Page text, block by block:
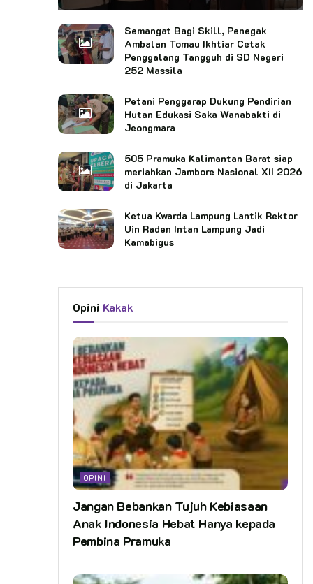
Semangat Bagi Skill, Penegak
Ambalan Tomau Ikhtiar Cetak
Penggalang Tangguh di SD Negeri
252 Massila
Petani Penggarap Dukung Pendirian
Hutan Edukasi Saka Wanabakti di
Jeongmara
505 Pramuka Kalimantan Barat siap
meriahkan Jambore Nasional XII 2026
di Jakarta
Ketua Kwarda Lampung Lantik Rektor
Uin Raden Intan Lampung Jadi
Kamabigus
Opini Kakak
OPINI
Jangan Bebankan Tujuh Kebiasaan
Anak Indonesia Hebat Hanya kepada
Pembina Pramuka